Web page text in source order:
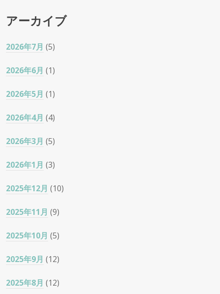
アーカイブ
2026年7月 (5)
2026年6月 (1)
2026年5月 (1)
2026年4月 (4)
2026年3月 (5)
2026年1月 (3)
2025年12月 (10)
2025年11月 (9)
2025年10月 (5)
2025年9月 (12)
2025年8月 (12)